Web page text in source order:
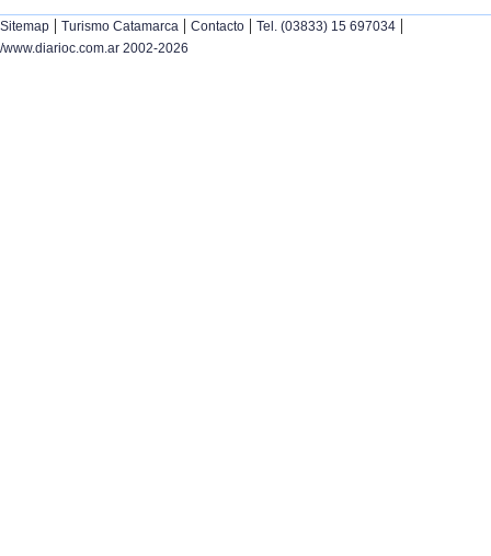
Sitemap | Turismo Catamarca | Contacto | Tel. (03833) 15 697034 |
/www.diarioc.com.ar 2002-2026